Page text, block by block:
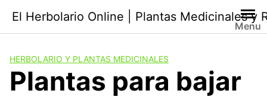
contenido
El Herbolario Online | Plantas Medicinales y
Menu
HERBOLARIO Y PLANTAS MEDICINALES
Plantas para bajar